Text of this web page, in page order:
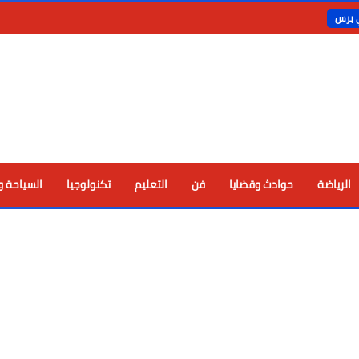
برس
الرياضة حوادث وقضايا فن التعليم تكنولوجيا السياحة